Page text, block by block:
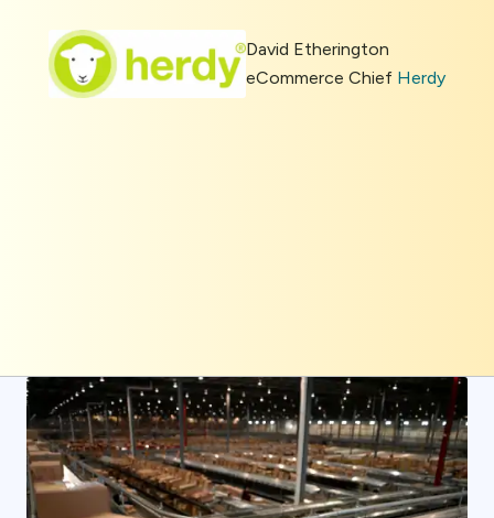
David Etherington
eCommerce Chief Herdy